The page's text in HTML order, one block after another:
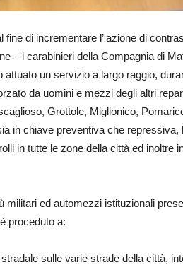
di incrementare l’ azione di
– i carabinieri della Compagnia di
un servizio a largo raggio,
da uomini e mezzi degli altri
Grottole, Miglionico,
in chiave preventiva che repressiva,
in tutte le zone della città ed inoltre
militari ed automezzi istituzionali
proceduto a:
sulle varie strade della città,